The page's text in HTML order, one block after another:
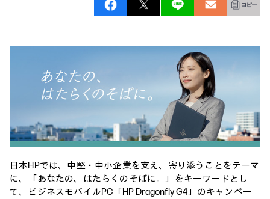
タグ一覧
コラム一覧
日本HPでは、中堅・中小企業を支え、寄り添うことをテーマ
に、「あなたの、はたらくのそばに。」をキーワードとし
て、ビジネスモバイルPC「HP Dragonfly G4」のキャンペー